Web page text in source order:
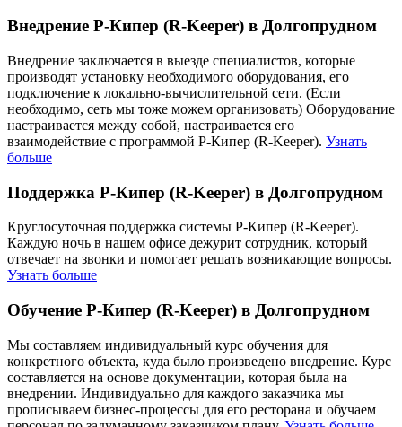
Внедрение Р-Кипер (R-Keeper) в Долгопрудном
Внедрение заключается в выезде специалистов, которые
производят установку необходимого оборудования, его
подключение к локально-вычислительной сети. (Если
необходимо, сеть мы тоже можем организовать) Оборудование
настраивается между собой, настраивается его
взаимодействие с программой Р-Кипер (R-Keeper). Узнать
больше
Поддержка Р-Кипер (R-Keeper) в Долгопрудном
Круглосуточная поддержка системы Р-Кипер (R-Keeper).
Каждую ночь в нашем офисе дежурит сотрудник, который
отвечает на звонки и помогает решать возникающие вопросы.
Узнать больше
Обучение Р-Кипер (R-Keeper) в Долгопрудном
Мы составляем индивидуальный курс обучения для
конкретного объекта, куда было произведено внедрение. Курс
составляется на основе документации, которая была на
внедрении. Индивидуально для каждого заказчика мы
прописываем бизнес-процессы для его ресторана и обучаем